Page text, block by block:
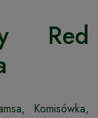
Red
Komisówka,